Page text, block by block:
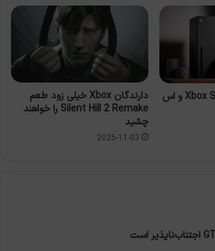
15 بازی برتر Xbox Series X و اس
دارندگان Xbox خیلی زود طعم
Silent Hill 2 Remake را خواهند
چشید
2025-11-03